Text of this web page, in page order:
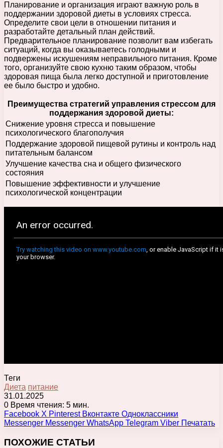
Планирование и организация играют важную роль в
поддержании здоровой диеты в условиях стресса.
Определите свои цели в отношении питания и
разработайте детальный план действий.
Предварительное планирование позволит вам избегать
ситуаций, когда вы оказываетесь голодными и
подвержены искушениям неправильного питания. Кроме
того, организуйте свою кухню таким образом, чтобы
здоровая пища была легко доступной и приготовление
ее было быстро и удобно.
Преимущества стратегий управления стрессом для
поддержания здоровой диеты:
Снижение уровня стресса и повышение
психологического благополучия
Поддержание здоровой пищевой рутины и контроль над
питательным балансом
Улучшение качества сна и общего физического
состояния
Повышение эффективности и улучшение
психологической концентрации
Теги
Диета питание
31.01.2025
0 Время чтения: 5 мин.
Facebook X Pinterest Вконтакте Одноклассники
Messenger Messenger WhatsApp Telegram Viber Печатать
ПОХОЖИЕ СТАТЬИ